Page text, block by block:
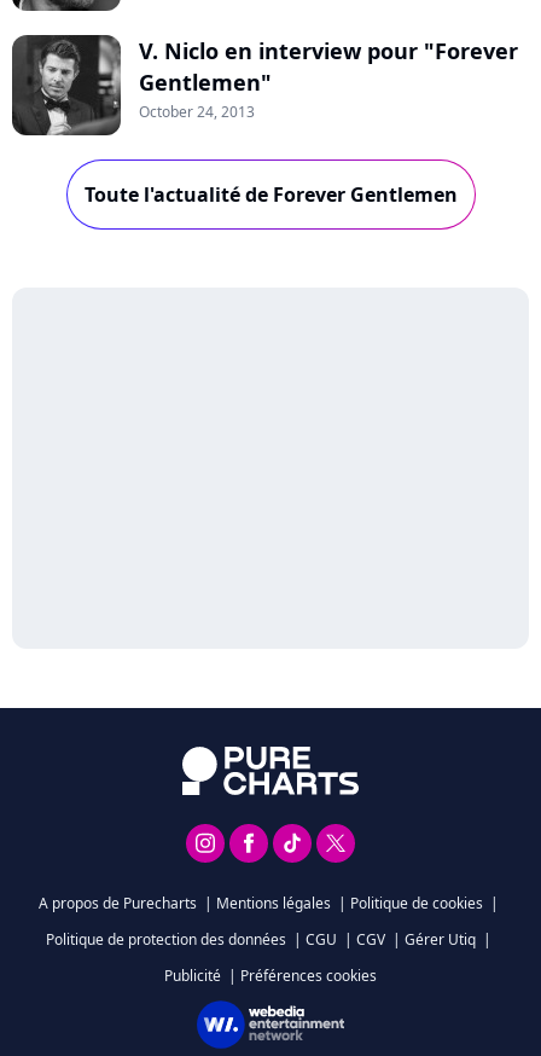
V. Niclo en interview pour "Forever
Gentlemen"
October 24, 2013
Toute l'actualité de Forever Gentlemen
A propos de Purecharts | Mentions légales | Politique de cookies |
Politique de protection des données | CGU | CGV | Gérer Utiq |
Publicité | Préférences cookies